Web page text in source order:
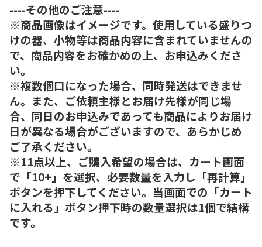
----その他のご注意----
※商品画像はイメージです。使用している盛りつ
けの器、小物等は商品内容に含まれていませんの
で、商品内容をお確かめの上、お申込みくださ
い。
※複数個口になった場合、同時発送はできませ
ん。また、ご依頼主様とお届け先様が同じ場
合、同日のお申込みであっても商品によりお届け
日が異なる場合がございますので、あらかじめ
ご了承ください。
※11点以上、ご購入希望の場合は、カート画面
で「10+」を選択、必要数量を入力し「再計算」
ボタンを押下してください。当画面での「カート
に入れる」ボタン押下時の数量選択は1個で結構
です。